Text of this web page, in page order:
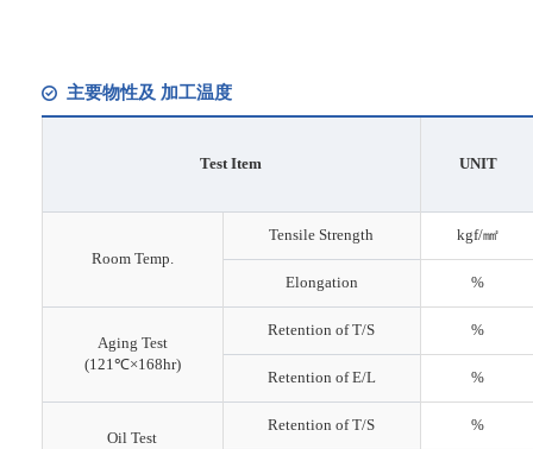
主要物性及 加工温度
Test Item UNIT
Room Temp.
Tensile Strength kgf/㎟
Elongation %
Aging Test
(121℃×168hr)
Retention of T/S %
Retention of E/L %
Oil Test
Retention of T/S %